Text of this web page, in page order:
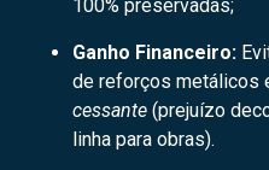
100% preservadas;
Ganho Financeiro:
de reforços metálicos
cessante (prejuízo
linha para obras).